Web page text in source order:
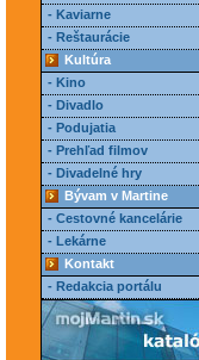
- Kaviarne
- Reštaurácie
Kultúra
- Kino
- Divadlo
- Podujatia
- Prehľad filmov
- Divadelné hry
Bývam v Martine
- Cestovné kancelárie
- Lekárne
Kontakt
- Redakcia portálu